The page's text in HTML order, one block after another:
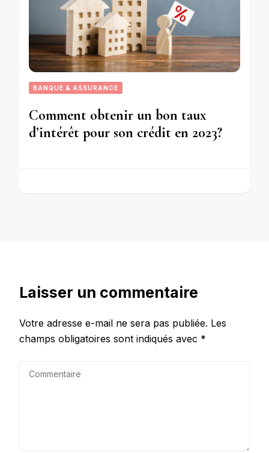
BANQUE & ASSURANCE
Comment obtenir un bon taux
d’intérêt pour son crédit en 2023?
Laisser un commentaire
Votre adresse e-mail ne sera pas publiée. Les
champs obligatoires sont indiqués avec *